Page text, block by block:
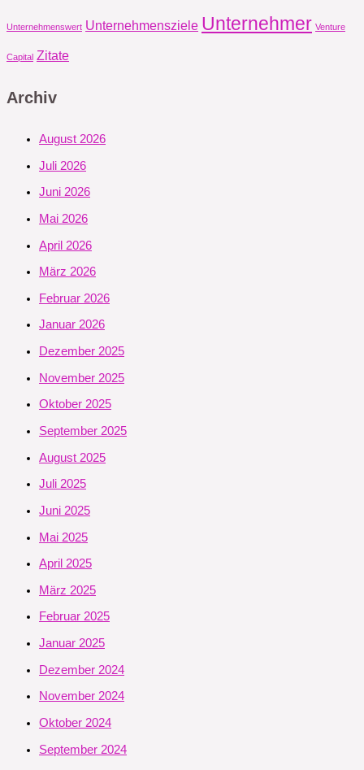
Unternehmenswert Unternehmensziele Unternehmer Venture
Capital Zitate
Archiv
August 2026
Juli 2026
Juni 2026
Mai 2026
April 2026
März 2026
Februar 2026
Januar 2026
Dezember 2025
November 2025
Oktober 2025
September 2025
August 2025
Juli 2025
Juni 2025
Mai 2025
April 2025
März 2025
Februar 2025
Januar 2025
Dezember 2024
November 2024
Oktober 2024
September 2024